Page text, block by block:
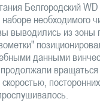
Белгородский WD
необходимого
выводились из зоны
данными
вращаться